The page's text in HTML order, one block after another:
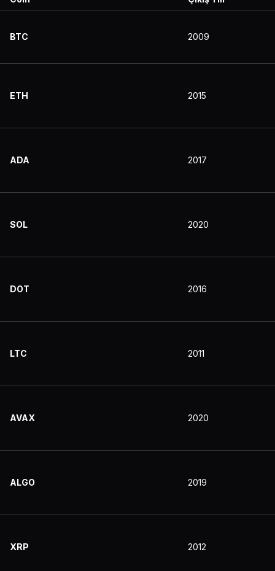
BTC 2009
ETH 2015
ADA 2017
SOL 2020
DOT 2016
LTC 2011
AVAX 2020
ALGO 2019
XRP 2012